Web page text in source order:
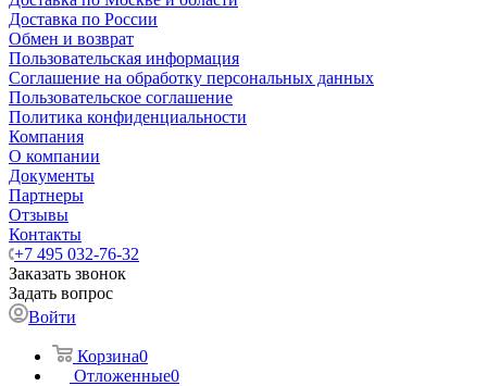
Доставка по России
Обмен и возврат
Пользовательская информация
Соглашение на обработку персональных данных
Пользовательское соглашение
Политика конфиденциальности
Компания
О компании
Документы
Партнеры
Отзывы
Контакты
+7 495 032-76-32
Заказать звонок
Задать вопрос
Войти
Корзина0
Отложенные0